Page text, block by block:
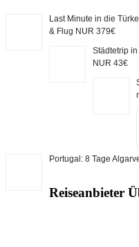
Last Minute in die
& Flug NUR 379€
Städtetrip
NUR 43€
Portugal: 8 Tage
Reiseanbieter